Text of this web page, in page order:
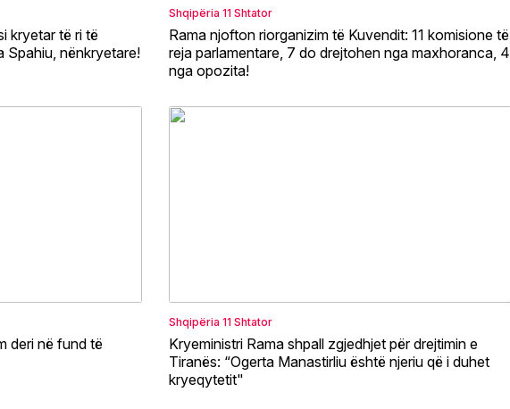
kryetar të ri të
Spahiu, nënkryetare!
Shqipëria 11 Shtator
Rama njofton riorganizim të Kuvendit: 11 komisione të
reja parlamentare, 7 do drejtohen nga maxhoranca, 4
nga opozita!
deri në fund të
Shqipëria 11 Shtator
Kryeministri Rama shpall zgjedhjet për drejtimin e
Tiranës: “Ogerta Manastirliu është njeriu që i duhet
kryeqytetit"